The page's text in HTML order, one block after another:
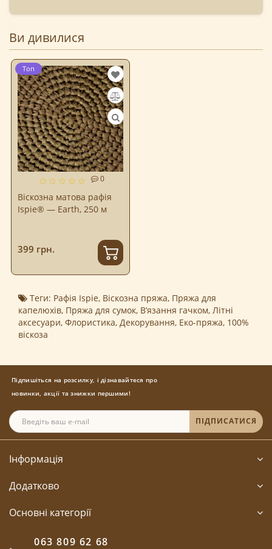
Ви дивилися
Топ
0
Віскозна матова рафія
Ispie® — Earth, 250 м
399 грн.
Теги: Рафія Ispie, Віскозна пряжа, Пряжа для
капелюхів, Пряжа для сумок, В’язання гачком, Літні
аксесуари, Флористика, Декорування, Еко-пряжа, 100%
віскоза
Підпишіться на розсилку, і дізнавайтеся про
новинки, акції та знижки першими!
ПІДПИСАТИСЯ
Інформація
Додатково
Основні категорії
063 809 62 68